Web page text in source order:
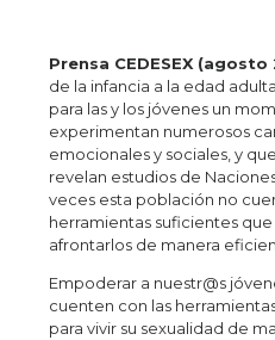
Prensa CEDESEX (agosto
de la infancia a la edad
para las y los jóvenes un
experimentan numerosos
emocionales y sociales, y
revelan estudios de
veces esta población no
herramientas suficientes que
afrontarlos de manera
Empoderar a nuestr@s
cuenten con las
para vivir su sexualidad de